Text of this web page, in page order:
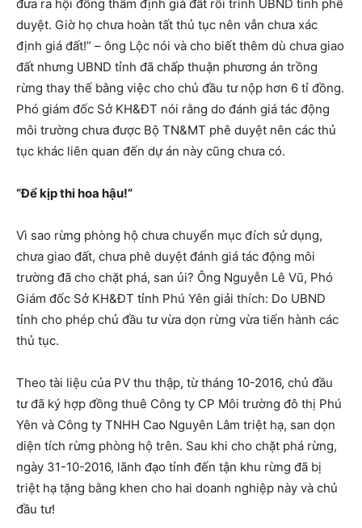
đưa ra hội đồng thẩm định giá đất rồi trình UBND tỉnh phê
duyệt. Giờ họ chưa hoàn tất thủ tục nên vẫn chưa xác
định giá đất!” – ông Lộc nói và cho biết thêm dù chưa giao
đất nhưng UBND tỉnh đã chấp thuận phương án trồng
rừng thay thế bằng việc cho chủ đầu tư nộp hơn 6 tỉ đồng.
Phó giám đốc Sở KH&ĐT nói rằng do đánh giá tác động
môi trường chưa được Bộ TN&MT phê duyệt nên các thủ
tục khác liên quan đến dự án này cũng chưa có.
“Để kịp thi hoa hậu!”
Vì sao rừng phòng hộ chưa chuyển mục đích sử dụng,
chưa giao đất, chưa phê duyệt đánh giá tác động môi
trường đã cho chặt phá, san ủi? Ông Nguyễn Lê Vũ, Phó
Giám đốc Sở KH&ĐT tỉnh Phú Yên giải thích: Do UBND
tỉnh cho phép chủ đầu tư vừa dọn rừng vừa tiến hành các
thủ tục.
Theo tài liệu của PV thu thập, từ tháng 10-2016, chủ đầu
tư đã ký hợp đồng thuê Công ty CP Môi trường đô thị Phú
Yên và Công ty TNHH Cao Nguyên Lâm triệt hạ, san dọn
diện tích rừng phòng hộ trên. Sau khi cho chặt phá rừng,
ngày 31-10-2016, lãnh đạo tỉnh đến tận khu rừng đã bị
triệt hạ tặng bằng khen cho hai doanh nghiệp này và chủ
đầu tư!